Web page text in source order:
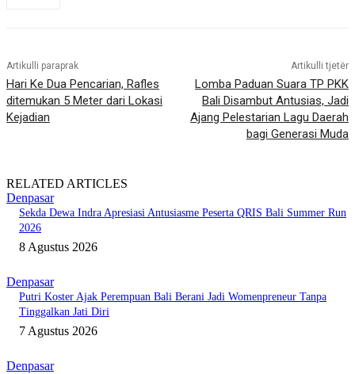
Artikulli paraprak
Hari Ke Dua Pencarian, Rafles
ditemukan 5 Meter dari Lokasi
Kejadian
Artikulli tjetër
Lomba Paduan Suara TP PKK
Bali Disambut Antusias, Jadi
Ajang Pelestarian Lagu Daerah
bagi Generasi Muda
RELATED ARTICLES
Denpasar
Sekda Dewa Indra Apresiasi Antusiasme Peserta QRIS Bali Summer Run
2026
8 Agustus 2026
Denpasar
Putri Koster Ajak Perempuan Bali Berani Jadi Womenpreneur Tanpa
Tinggalkan Jati Diri
7 Agustus 2026
Denpasar